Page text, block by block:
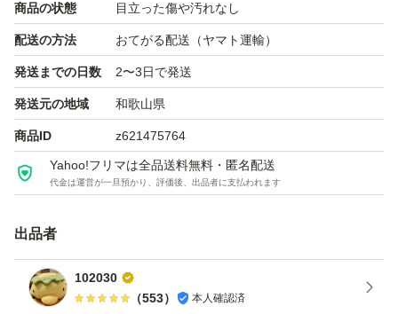
商品の状態 目立った傷や汚れなし
配送の方法 おてがる配送（ヤマト運輸）
発送までの日数 2〜3日で発送
発送元の地域 和歌山県
商品ID z621475764
Yahoo!フリマは全品送料無料・匿名配送
代金は運営が一旦預かり、評価後、出品者に支払われます
出品者
102030
（553） 本人確認済